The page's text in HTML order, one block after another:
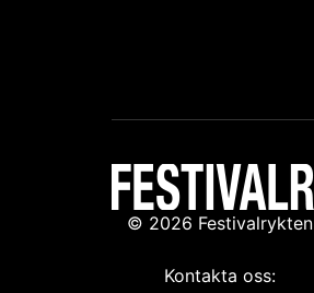
© 2026 Festivalrykten
Kontakta oss: